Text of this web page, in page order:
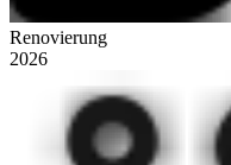
Renovierung
2026